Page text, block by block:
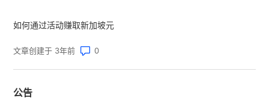
如何通过活动赚取新加坡元
文章创建于 3年前 评论数：0
公告